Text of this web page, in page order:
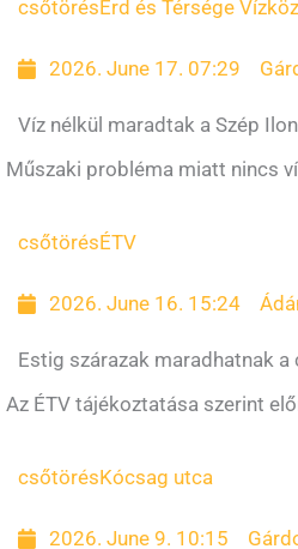
csőtörésÉrd és Térsége
2026. June 17. 07:29
Víz nélkül maradtak a Szép
Műszaki probléma miatt nincs
csőtörésÉTV
2026. June 16. 15:24
Estig szárazak maradhatnak
Az ÉTV tájékoztatása szerint
csőtörésKócsag utca
2026. June 9. 10:15